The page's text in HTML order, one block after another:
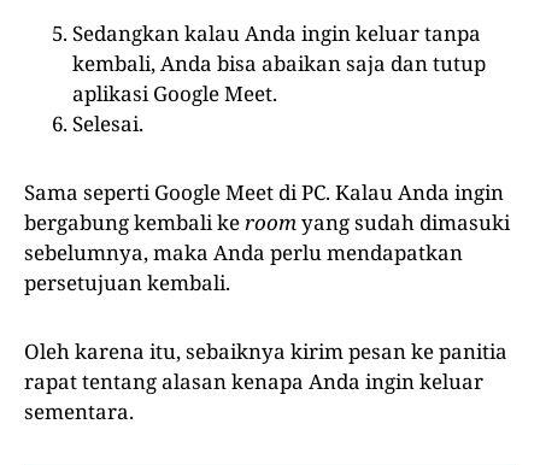
Sedangkan kalau Anda ingin keluar tanpa
kembali, Anda bisa abaikan saja dan tutup
aplikasi Google Meet.
Selesai.
Sama seperti Google Meet di PC. Kalau Anda ingin
bergabung kembali keroomyang sudah dimasuki
sebelumnya, maka Anda perlu mendapatkan
persetujuan kembali.
Oleh karena itu, sebaiknya kirim pesan ke panitia
rapat tentang alasan kenapa Anda ingin keluar
sementara.